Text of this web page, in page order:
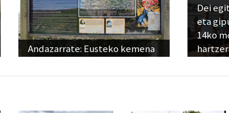
Andazarrate: Eusteko kemena
Dei
eta
14ko